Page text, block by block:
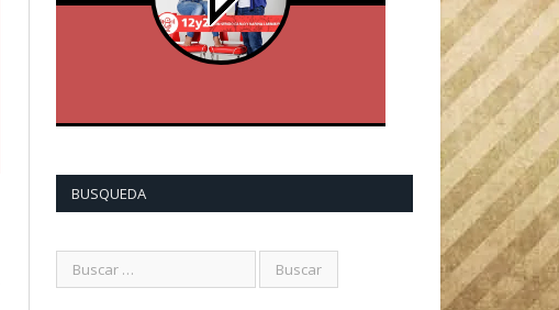
BUSQUEDA